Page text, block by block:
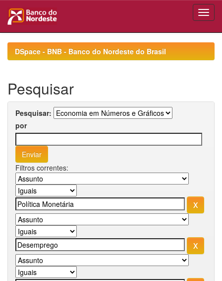
navigationDSpace - BNB - Banco do Nordeste do Brasil
Pesquisar
Pesquisar:
por
Filtros correntes: